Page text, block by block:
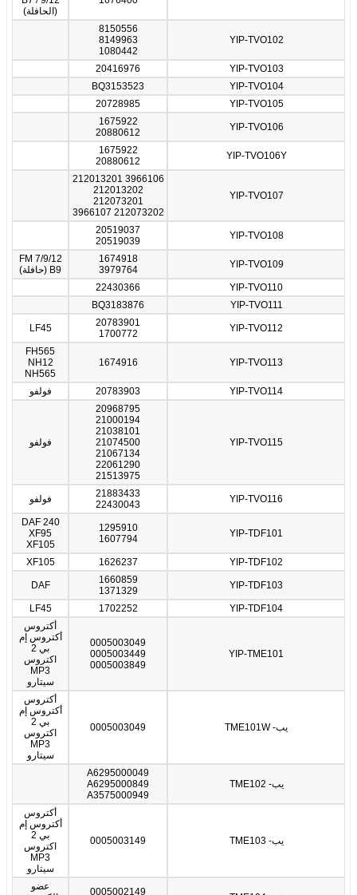
(الحافلة)
YIP-TVO102
8150556
8149963
1080442
YIP-TVO103
20416976
YIP-TVO104
BQ3153523
YIP-TVO105
20728985
YIP-TVO106
1675922
20880612
YIP-TVO106Y
1675922
20880612
YIP-TVO107
3966106 212013201
212013202
212073201
212073202 3966107
YIP-TVO108
20519037
20519039
YIP-TVO109
1674918
3979764
FM 7/9/12
B9 (حافلة)
YIP-TVO110
22430366
YIP-TVO111
BQ3183876
YIP-TVO112
20783901
1700772
LF45
YIP-TVO113
1674916
FH565
NH12
NH565
YIP-TVO114
20783903 فولفو
YIP-TVO115
20968795
21000194
21038101
21074500
21067134
22061290
21513975
فولفو
YIP-TVO116
21883433
22430043
فولفو
YIP-TDF101
1295910
1607794
DAF 240
XF95
XF105
YIP-TDF102
1626237
XF105
YIP-TDF103
1660859
1371329
DAF
YIP-TDF104
1702252
LF45
YIP-TME101
0005003049
0005003449
0005003849
أكتروس
أكتروس إم
بي 2
اكتروس
MP3
سيتارو
يب- TME101W 0005003049
أكتروس
أكتروس إم
بي 2
اكتروس
MP3
سيتارو
يب- TME102
A6295000049
A6295000849
A3575000949
يب- TME103 0005003149
أكتروس
أكتروس إم
بي 2
اكتروس
MP3
سيتارو
0005002149
عضو